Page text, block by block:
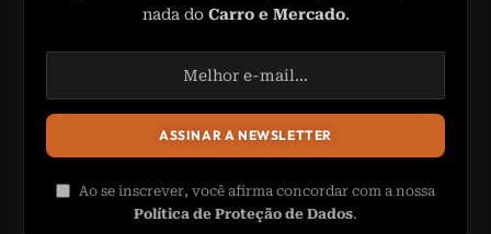
nada do Carro e Mercado.
Ao se inscrever, você afirma concordar com a nossa
Política de Proteção de Dados.